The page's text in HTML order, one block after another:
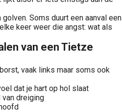
golven. Soms duurt een aanval een
keer weer die angst: wat als
van een Tietze
vaak links maar soms ook
dat je hart op hol slaat
van dreiging